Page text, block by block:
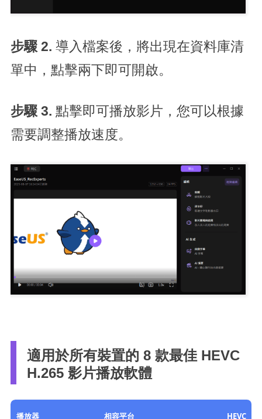
步驟 2. 導入檔案後，將出現在資料庫清
單中，點擊兩下即可開啟。
步驟 3. 點擊即可播放影片，您可以根據
需要調整播放速度。
適用於所有裝置的 8 款最佳 HEVC
H.265 影片播放軟體
播放器 相容平台 HEVC